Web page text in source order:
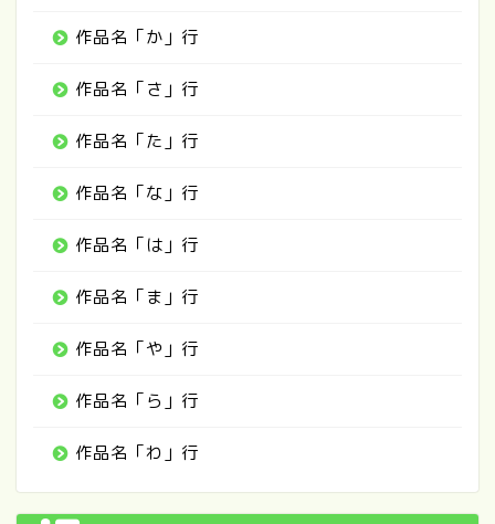
作品名「か」行
作品名「さ」行
作品名「た」行
作品名「な」行
作品名「は」行
作品名「ま」行
作品名「や」行
作品名「ら」行
作品名「わ」行